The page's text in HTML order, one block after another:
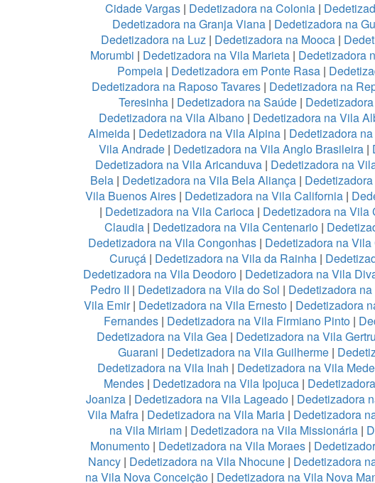
Cidade Vargas | Dedetizadora na Colonia |
Dedetizadora na Granja Viana | Dedetizadora na
Dedetizadora na Luz | Dedetizadora na Mooca |
Morumbi | Dedetizadora na Vila Marieta | Dedetizadora
Pompeia | Dedetizadora em Ponte Rasa |
Dedetizadora na Raposo Tavares| Dedetizadora na
Teresinha| Dedetizadora na Saúde|
Dedetizadora na Vila Albano | Dedetizadora na Vila
Almeida | Dedetizadora na Vila Alpina | Dedetizadora
Vila Andrade | Dedetizadora na Vila Anglo Brasileira |
Dedetizadora na Vila Aricanduva | Dedetizadora na
Bela| Dedetizadora na Vila Bela Aliança|
Vila Buenos Aires | Dedetizadora na Vila California |
| Dedetizadora na Vila Carioca| Dedetizadora na Vila
Claudia| Dedetizadora na Vila Centenario|
Dedetizadora na Vila Congonhas| Dedetizadora na
Curuçá | Dedetizadora na Vila da Rainha |
Dedetizadora na Vila Deodoro | Dedetizadora na Vila
Pedro II | Dedetizadora na Vila do Sol | Dedetizadora
Vila Emir| Dedetizadora na Vila Ernesto| Dedetizadora
Fernandes | Dedetizadora na Vila Firmiano Pinto |
Dedetizadora na Vila Gea | Dedetizadora na Vila
Guarani | Dedetizadora na Vila Guilherme|
Dedetizadora na Vila Inah | Dedetizadora na Vila
Mendes | Dedetizadora na Vila Ipojuca |
Joaniza| Dedetizadora na Vila Lageado| Dedetizadora
Vila Mafra | Dedetizadora na Vila Maria| Dedetizadora
na Vila Miriam| Dedetizadora na Vila Missionária|
Monumento| Dedetizadora na Vila Moraes|
Nancy| Dedetizadora na Vila Nhocune| Dedetizadora
na Vila Nova Conceição | Dedetizadora na Vila Nova